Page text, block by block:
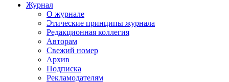
Журнал
О журнале
Этические принципы журнала
Редакционная коллегия
Авторам
Свежий номер
Архив
Подписка
Рекламодателям